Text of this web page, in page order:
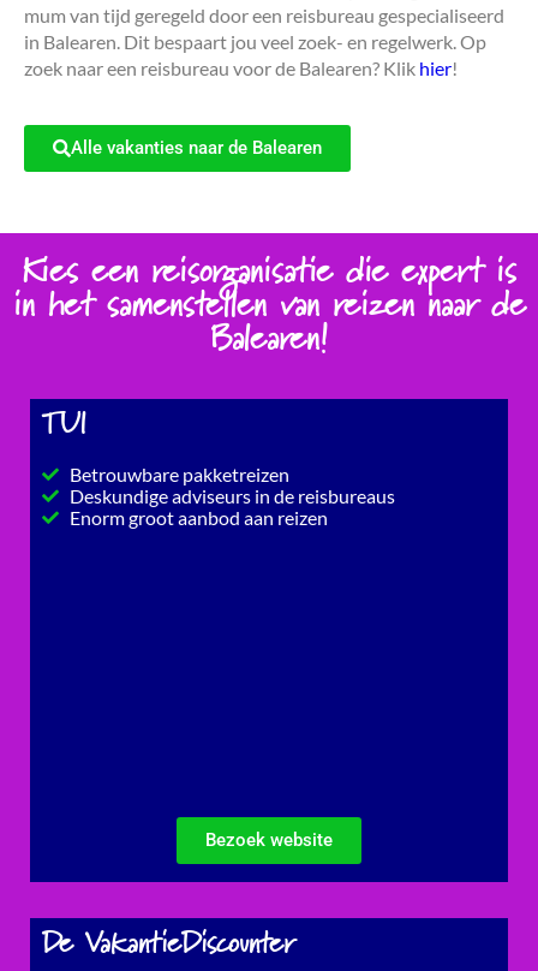
mum van tijd geregeld door een reisbureau gespecialiseerd
in Balearen. Dit bespaart jou veel zoek- en regelwerk. Op
zoek naar een reisbureau voor de Balearen? Klik hier!
Alle vakanties naar de Balearen
Kies een reisorganisatie die expert is
in het samenstellen van reizen naar de
Balearen!
TUI
Betrouwbare pakketreizen
Deskundige adviseurs in de reisbureaus
Enorm groot aanbod aan reizen
Bezoek website
De VakantieDiscounter